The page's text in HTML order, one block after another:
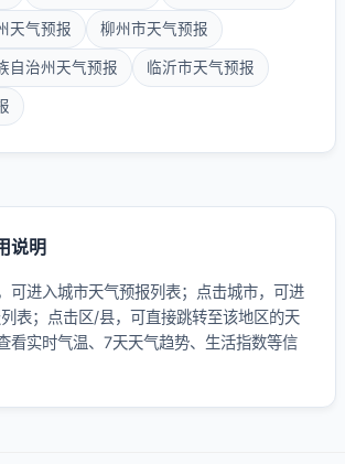
天气预报 柳州市天气预报
自治州天气预报 临沂市天气预报
说明
可进入城市天气预报列表；点击城市，可进
表；点击区/县，可直接跳转至该地区的天
看实时气温、7天天气趋势、生活指数等信